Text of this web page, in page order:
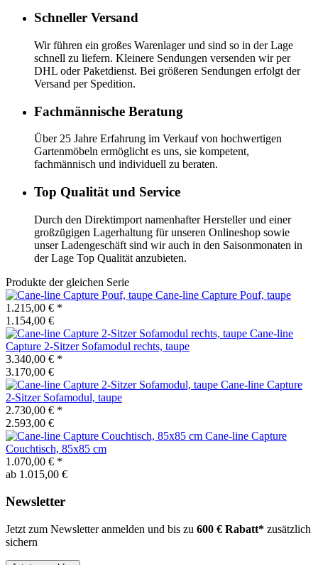
Schneller Versand
Wir führen ein großes Warenlager und sind so in der Lage
schnell zu liefern. Kleinere Sendungen versenden wir per
DHL oder Paketdienst. Bei größeren Sendungen erfolgt der
Versand per Spedition.
Fachmännische Beratung
Über 25 Jahre Erfahrung im Verkauf von hochwertigen
Gartenmöbeln ermöglicht es uns, sie kompetent,
fachmännisch und individuell zu beraten.
Top Qualität und Service
Durch den Direktimport namenhafter Hersteller und einer
großzügigen Lagerhaltung für unseren Onlineshop sowie
unser Ladengeschäft sind wir auch in den Saisonmonaten in
der Lage Top Qualität anzubieten.
Produkte der gleichen Serie
Cane-line Capture Pouf, taupe
1.215,00 € *
1.154,00 €
Cane-line
Capture 2-Sitzer Sofamodul rechts, taupe
3.340,00 € *
3.170,00 €
Cane-line Capture
2-Sitzer Sofamodul, taupe
2.730,00 € *
2.593,00 €
Cane-line Capture
Couchtisch, 85x85 cm
1.070,00 € *
ab 1.015,00 €
Newsletter
Jetzt zum Newsletter anmelden und bis zu 600 € Rabatt* zusätzlich
sichern